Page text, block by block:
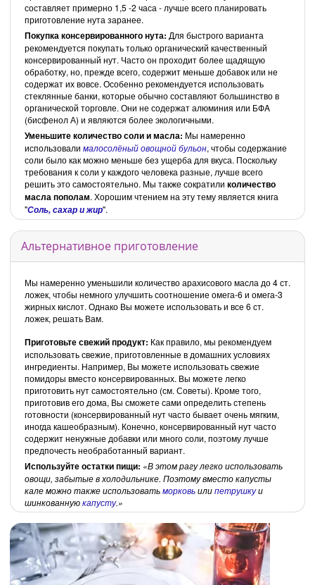
составляет примерно 1,5 -2 часа - лучше всего планировать
приготовление нута заранее.
Покупка консервированного нута: Для быстрого варианта
рекомендуется покупать только органический качественный
консервированный нут. Часто он проходит более щадящую
обработку, но, прежде всего, содержит меньше добавок или не
содержат их вовсе. Особенно рекомендуется использовать
стеклянные банки, которые обычно составляют большинство в
органической торговле. Они не содержат алюминия или БФA
(бисфенол А) и являются более экологичными.
Уменьшите количество соли и масла: Мы намеренно
использовали малосолёный овощной бульон, чтобы содержание
соли было как можно меньше без ущерба для вкуса. Поскольку
требования к соли у каждого человека разные, лучше всего
решить это самостоятельно. Мы также сократили количество
маслапополам. Хорошим чтением на эту тему является книга
"Соль, сахар и жир".
Альтернативное приготовление
Мы намеренно уменьшили количество арахисового масла до 4 ст.
ложек, чтобы немного улучшить соотношение омега-6 и омега-3
жирных кислот. Однако Вы можете использовать и все 6 ст.
ложек, решать Вам.
Приготовьте свежий продукт: Как правило, мы рекомендуем
использовать свежие, приготовленные в домашних условиях
ингредиенты. Например, Вы можете использовать свежие
помидоры вместо консервированных. Вы можете легко
приготовить нут самостоятельно (см. Советы). Кроме того,
приготовив его дома, Вы сможете сами определить степень
готовности (консервированный нут часто бывает очень мягким,
иногда кашеобразным). Конечно, консервированный нут часто
содержит ненужные добавки или много соли, поэтому лучше
предпочесть необработанный вариант.
Используйте остатки пищи:
В этом рагу легко использовать
овощи, забытые в холодильнике. Поэтому вместо капусты
кале можно также использоватьморковьилипетрушкуи
шинкованнуюкапусту.